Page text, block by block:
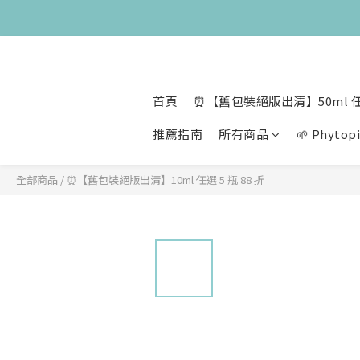
首頁
⏰【舊包裝絕版出清】50ml
推薦指南
所有商品 🌱
全部商品 / ⏰【舊包裝絕版出清】10ml 任選 5 瓶 88 折